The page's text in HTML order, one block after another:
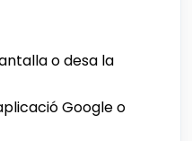
o desa la
Google o